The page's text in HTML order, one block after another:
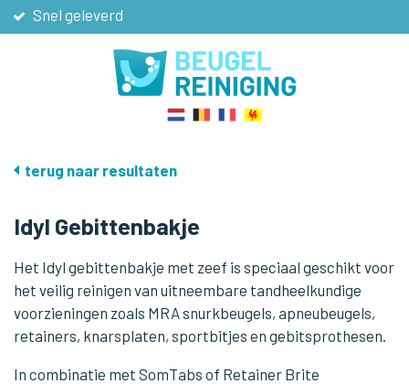
Snel geleverd
Niet goed, geld terug
De scherpste prijzen
Gratis verzending vanaf € 40
terug naar resultaten
Idyl Gebittenbakje
Het Idyl gebittenbakje met zeef is speciaal geschikt voor
het veilig reinigen van uitneembare tandheelkundige
voorzieningen zoals MRA snurkbeugels, apneubeugels,
retainers, knarsplaten, sportbitjes en gebitsprothesen.
In combinatie met SomTabs of Retainer Brite